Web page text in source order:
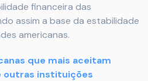
financeira das
assim a base da estabilidade
americanas.
que mais aceitam
outras instituições